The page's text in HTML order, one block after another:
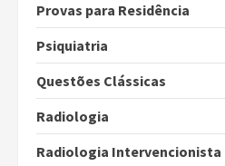
Provas para Residência
Psiquiatria
Questões Clássicas
Radiologia
Radiologia Intervencionista